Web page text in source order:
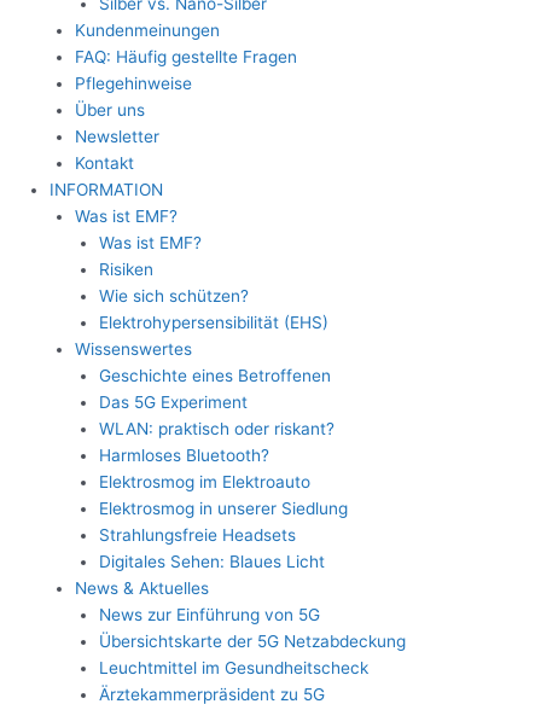
Kundenmeinungen
FAQ: Häufig gestellte Fragen
Pflegehinweise
Über uns
Newsletter
Kontakt
INFORMATION
Was ist EMF?
Was ist EMF?
Risiken
Wie sich schützen?
Elektrohypersensibilität (EHS)
Wissenswertes
Geschichte eines Betroffenen
Das 5G Experiment
WLAN: praktisch oder riskant?
Harmloses Bluetooth?
Elektrosmog im Elektroauto
Elektrosmog in unserer Siedlung
Strahlungsfreie Headsets
Digitales Sehen: Blaues Licht
News & Aktuelles
News zur Einführung von 5G
Übersichtskarte der 5G Netzabdeckung
Leuchtmittel im Gesundheitscheck
Ärztekammerpräsident zu 5G